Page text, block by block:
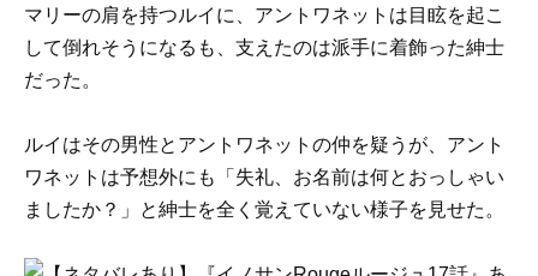
マリーの肩を持つルイに、アントワネットは目眩を起こ
して倒れそうになるも、支えたのは派手に着飾った紳士
だった。
ルイはその男性とアントワネットの仲を疑うが、アント
ワネットは予想外にも「失礼、お名前は何とおっしゃい
ましたか？」と紳士を全く覚えていない様子を見せた。